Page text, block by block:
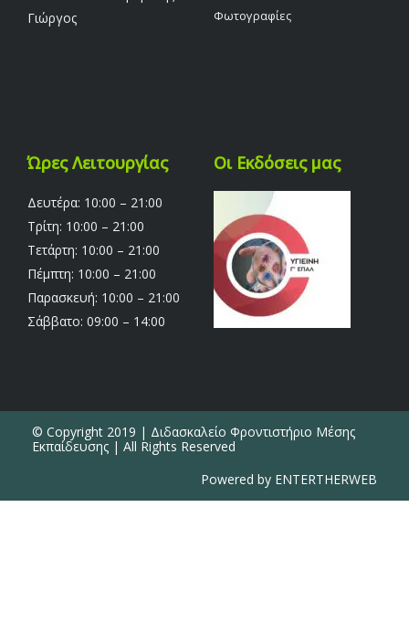
Γιώργος
Φωτογραφίες
Ώρες Λειτουργίας
Δευτέρα: 10:00 – 21:00
Τρίτη: 10:00 – 21:00
Τετάρτη: 10:00 – 21:00
Πέμπτη: 10:00 – 21:00
Παρασκευή: 10:00 – 21:00
Σάββατο: 09:00 – 14:00
Οι Εκδόσεις μας
© Copyright 2019 | Διδασκαλείο Φροντιστήριο Μέσης
Εκπαίδευσης | All Rights Reserved
Powered by ENTERTHERWEB